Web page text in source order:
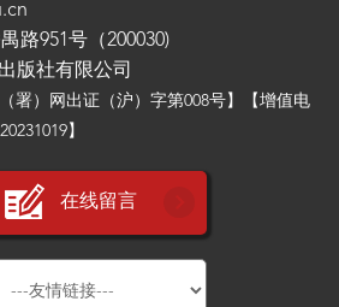
路951号（200030)
版社有限公司
署）网出证（沪）字第008号】【增值电
】
在线留言